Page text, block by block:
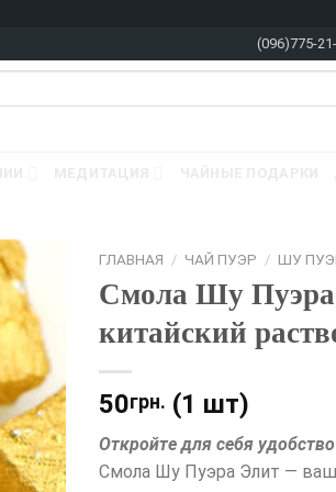
(096)775-
ГЛАВНАЯ / ЧАЙ ПУЭР / ШУ
Смола Шу Пуэра
китайский
50грн. (1 шт)
Откройте для себя
Смола Шу Пуэра Элит —